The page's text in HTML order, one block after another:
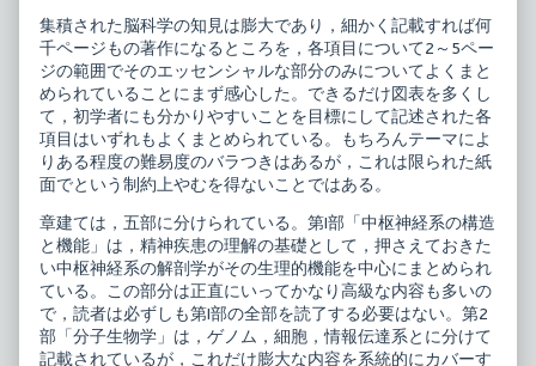
ッ
セ
シ
ャ
published
on
ー
ル
16
脳
科
学
エ
ッ
セ
ン
ャ
ル,
集積された脳科学の知見は膨大であり，細かく記載すれば何
千ページもの著作になるところを，各項目について2～5ペー
ジの範囲でそのエッセンシャルな部分のみについてよくまと
められていることにまず感心した。できるだけ図表を多くし
て，初学者にも分かりやすいことを目標にして記述された各
項目はいずれもよくまとめられている。もちろんテーマによ
りある程度の難易度のバラつきはあるが，これは限られた紙
面でという制約上やむを得ないことではある。
章建ては，五部に分けられている。第I部「中枢神経系の構造
と機能」は，精神疾患の理解の基礎として，押さえておきた
い中枢神経系の解剖学がその生理的機能を中心にまとめられ
ている。この部分は正直にいってかなり高級な内容も多いの
で，読者は必ずしも第I部の全部を読了する必要はない。第2
部「分子生物学」は，ゲノム，細胞，情報伝達系とに分けて
記載されているが，これだけ膨大な内容を系統的にカバーす